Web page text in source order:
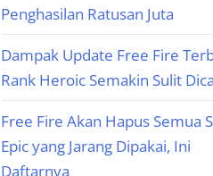
Penghasilan Ratusan Juta
Dampak Update Free Fire
Rank Heroic Semakin Sulit
Free Fire Akan Hapus Semua
Epic yang Jarang Dipakai, Ini
Daftarnya